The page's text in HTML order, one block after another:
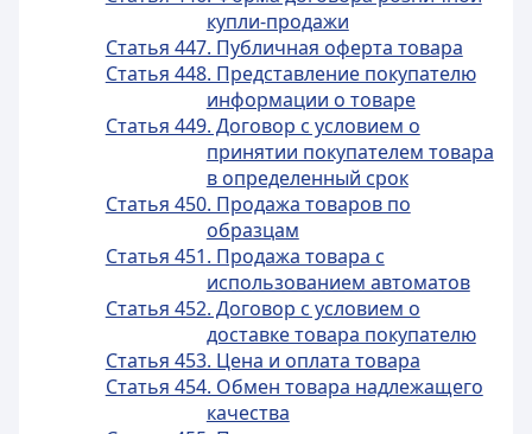
купли-продажи
Статья 447. Публичная оферта товара
Статья 448. Представление покупателю
информации о товаре
Статья 449. Договор с условием о
принятии покупателем товара
в определенный срок
Статья 450. Продажа товаров по
образцам
Статья 451. Продажа товара с
использованием автоматов
Статья 452. Договор с условием о
доставке товара покупателю
Статья 453. Цена и оплата товара
Статья 454. Обмен товара надлежащего
качества